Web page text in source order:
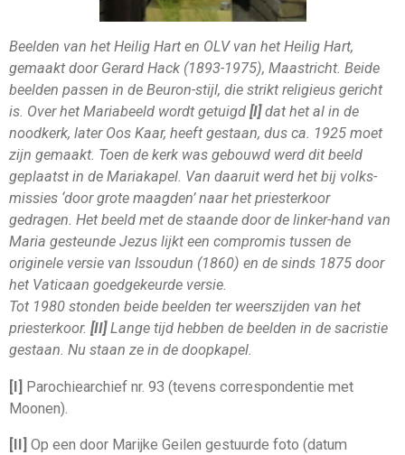
Beelden van het Heilig Hart en OLV van het Heilig Hart,
gemaakt door Gerard Hack (1893-1975), Maastricht. Beide
beelden passen in de Beuron-stijl, die strikt religieus gericht
is. Over het Mariabeeld wordt getuigd [I]dat het al in de
noodkerk, later Oos Kaar, heeft gestaan, dus ca. 1925 moet
zijn gemaakt. Toen de kerk was gebouwd werd dit beeld
geplaatst in de Mariakapel. Van daaruit werd het bij volks-
missies ‘door grote maagden’ naar het priesterkoor
gedragen. Het beeld met de staande door de linker-hand van
Maria gesteunde Jezus lijkt een compromis tussen de
originele versie van Issoudun (1860) en de sinds 1875 door
het Vaticaan goedgekeurde versie.
Tot 1980 stonden beide beelden ter weerszijden van het
priesterkoor. [II]Lange tijd hebben de beelden in de sacristie
gestaan. Nu staan ze in de doopkapel.
[I] Parochiearchief nr. 93 (tevens correspondentie met
Moonen).
[II] Op een door Marijke Geilen gestuurde foto (datum